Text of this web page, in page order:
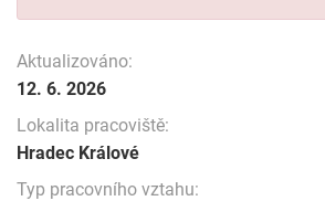
Aktualizováno:
12. 6. 2026
Lokalita pracoviště:
Hradec Králové
Typ pracovního vztahu: